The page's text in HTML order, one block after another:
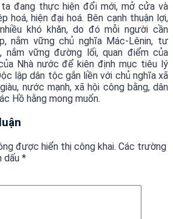
đang thực hiện đổi mới, mở cửa và
hoá, hiện đại hoá. Bên cạnh thuận lợi,
khó khăn, do đó mỗi người cần
nắm vững chủ nghĩa Mác-Lênin, tư
nắm vững đường lối, quan điểm của
Nhà nước để kiên định mục tiêu lý
lập dân tộc gắn liền với chủ nghĩa xã
nước mạnh, xã hội công bằng, dân
Hồ hằng mong muốn.
được hiển thị công khai. Các trường
dấu *